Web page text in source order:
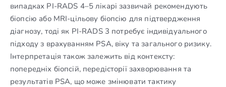
випадках PI-RADS 4–5 лікарі зазвичай рекомендують
біопсію або MRI-цільову біопсію для підтвердження
діагнозу, тоді як PI-RADS 3 потребує індивідуального
підходу з врахуванням PSA, віку та загального ризику.
Інтерпретація також залежить від контексту:
попередніх біопсій, передісторії захворювання та
результатів PSA, що може змінювати тактику